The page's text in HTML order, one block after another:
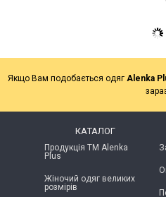
Якщо Вам подобається одяг Alenka
КАТАЛОГ
Продукція ТМ Alenka
Plus
Жіночий одяг великих
розмірів